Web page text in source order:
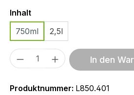
InhaltAuswählen
750ml
2,5l
Produkt Anzahl: Gib
In den
Produktnummer: L850.401